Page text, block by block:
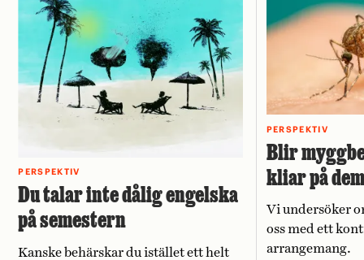
PERSPEKTIV
Du talar inte dålig engelska
på semestern
Kanske behärskar du istället ett helt
PERSPEKTIV
Blir
kliar på
Vi undersöker
oss med ett
arrangemang.